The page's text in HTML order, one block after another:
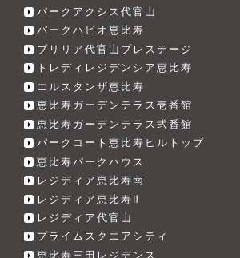
パークアクシス代官山
パークハビオ恵比寿
ブリリア代官山プレステージ
トレディレジデンシア恵比寿
エルスタンザ恵比寿
恵比寿ガーデンテラス壱番館
恵比寿ガーデンテラス弐番館
パークコート恵比寿ヒルトップ
恵比寿パークハウス
レジディア恵比寿南
レジディア恵比寿Ⅱ
レジディア代官山
プライムスクエアシティ
恵比寿三田レジデンス